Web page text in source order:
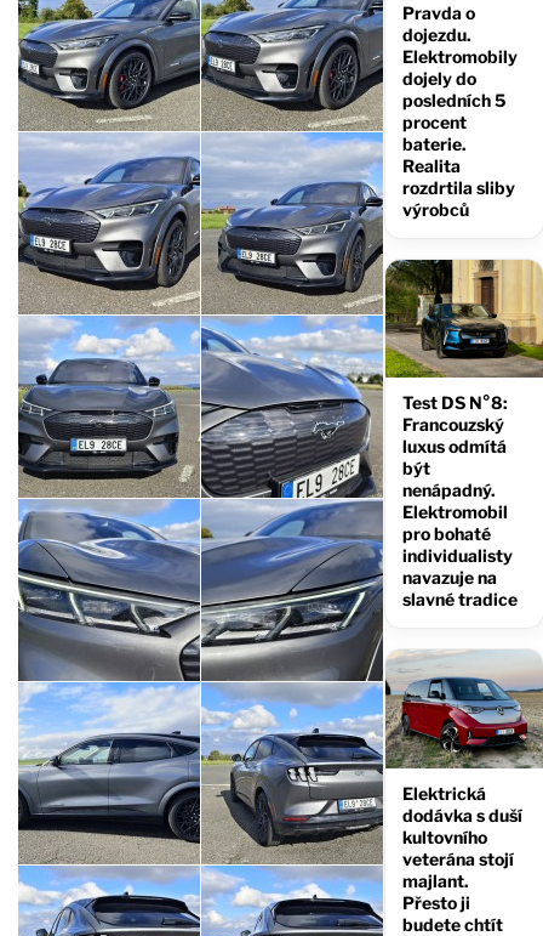
Pravda o
dojezdu.
Elektromobily
dojely do
posledních 5
procent
baterie.
Realita
rozdrtila sliby
výrobců
Test DS N°8:
Francouzský
luxus odmítá
být
nenápadný.
Elektromobil
pro bohaté
individualisty
navazuje na
slavné tradice
Elektrická
dodávka s duší
kultovního
veterána stojí
majlant.
Přesto ji
budete chtít